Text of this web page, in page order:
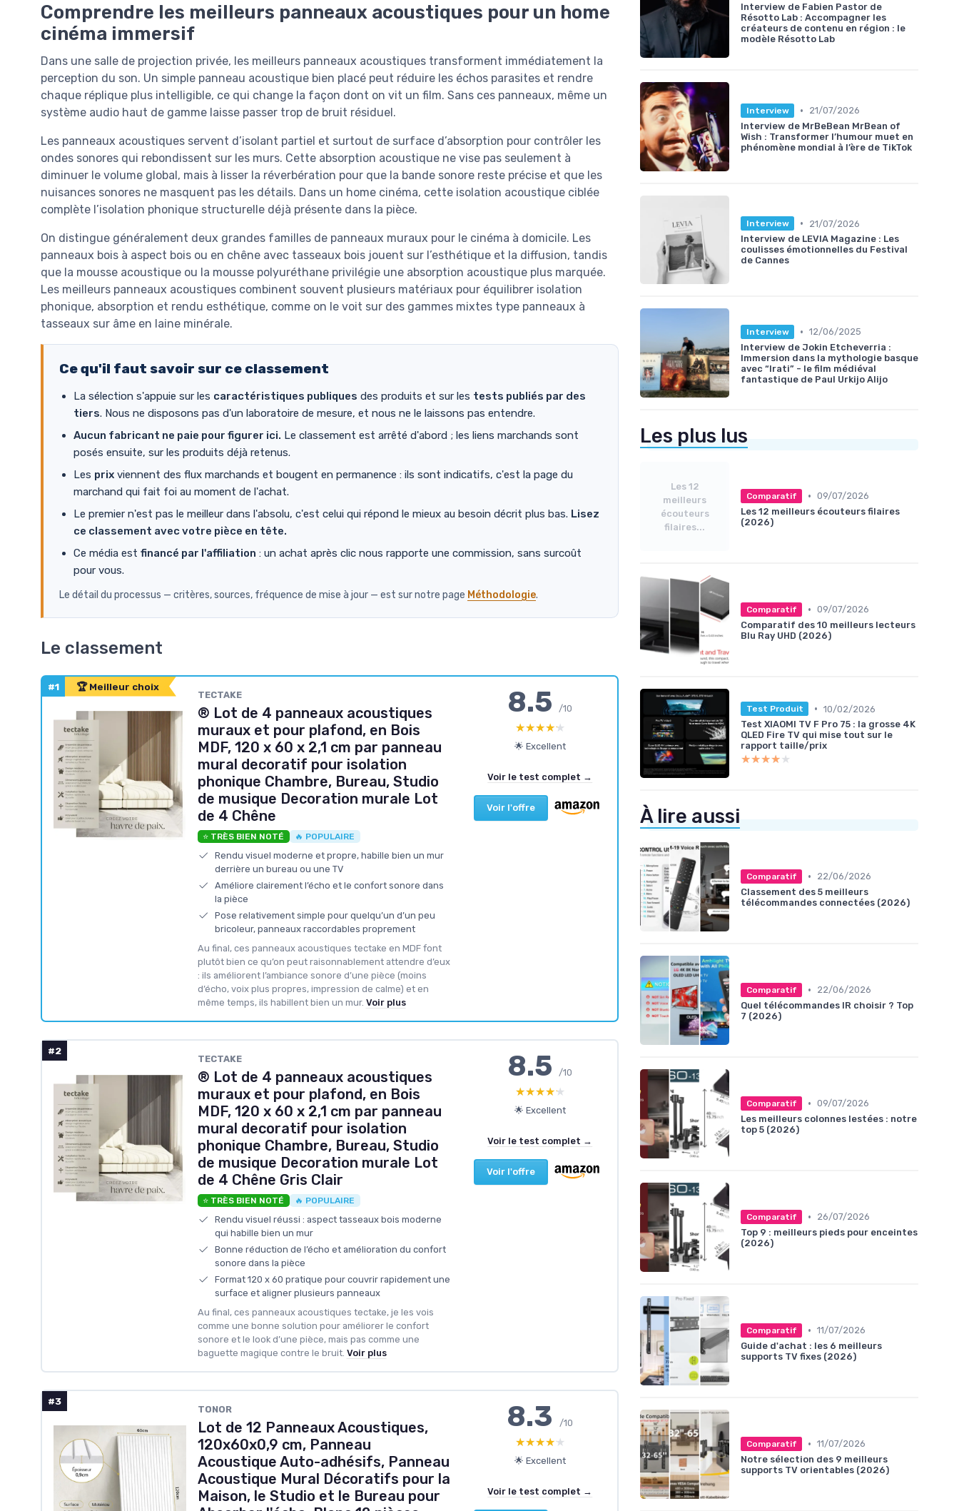
Comprendre les meilleurs panneaux acoustiques pour un home
cinéma immersif
Dans une salle de projection privée, les meilleurs panneaux acoustiques transforment immédiatement la
perception du son. Un simple panneau acoustique bien placé peut réduire les échos parasites et rendre
chaque réplique plus intelligible, ce qui change la façon dont on vit un film. Sans ces panneaux, même un
système audio haut de gamme laisse passer trop de bruit résiduel.
Les panneaux acoustiques servent d’isolant partiel et surtout de surface d’absorption pour contrôler les
ondes sonores qui rebondissent sur les murs. Cette absorption acoustique ne vise pas seulement à
diminuer le volume global, mais à lisser la réverbération pour que la bande sonore reste précise et que les
nuisances sonores ne masquent pas les détails. Dans un home cinéma, cette isolation acoustique ciblée
complète l’isolation phonique structurelle déjà présente dans la pièce.
On distingue généralement deux grandes familles de panneaux muraux pour le cinéma à domicile. Les
panneaux bois à aspect bois ou en chêne avec tasseaux bois jouent sur l’esthétique et la diffusion, tandis
que la mousse acoustique ou la mousse polyuréthane privilégie une absorption acoustique plus marquée.
Les meilleurs panneaux acoustiques combinent souvent plusieurs matériaux pour équilibrer isolation
phonique, absorption et rendu esthétique, comme on le voit sur des gammes mixtes type panneaux à
tasseaux sur âme en laine minérale.
Ce qu'il faut savoir sur ce classement
La sélection s'appuie sur les caractéristiques publiques des produits et sur les tests publiés par des
tiers. Nous ne disposons pas d'un laboratoire de mesure, et nous ne le laissons pas entendre.
Aucun fabricant ne paie pour figurer ici. Le classement est arrêté d'abord ; les liens marchands sont
posés ensuite, sur les produits déjà retenus.
Les prix viennent des flux marchands et bougent en permanence : ils sont indicatifs, c'est la page du
marchand qui fait foi au moment de l'achat.
Le premier n'est pas le meilleur dans l'absolu, c'est celui qui répond le mieux au besoin décrit plus bas. Lisez
ce classement avec votre pièce en tête.
Ce média est financé par l'affiliation : un achat après clic nous rapporte une commission, sans surcoût
pour vous.
Le détail du processus — critères, sources, fréquence de mise à jour — est sur notre page Méthodologie.
Le classement
#1 🏆 Meilleur choix
TECTAKE
® Lot de 4 panneaux acoustiques
muraux et pour plafond, en Bois
MDF, 120 x 60 x 2,1 cm par panneau
mural decoratif pour isolation
phonique Chambre, Bureau, Studio
de musique Decoration murale Lot
de 4 Chêne
⭐ TRÈS BIEN NOTÉ 🔥 POPULAIRE
Rendu visuel moderne et propre, habille bien un mur
derrière un bureau ou une TV
Améliore clairement l’écho et le confort sonore dans
la pièce
Pose relativement simple pour quelqu’un d’un peu
bricoleur, panneaux raccordables proprement
Au final, ces panneaux acoustiques tectake en MDF font
plutôt bien ce qu’on peut raisonnablement attendre d’eux
: ils améliorent l’ambiance sonore d’une pièce (moins
d’écho, voix plus propres, impression de calme) et en
même temps, ils habillent bien un mur. Voir plus
8.5/10
★★★★★
★★★★★
🌟 Excellent
Voir le test complet →
Voir l'offre
#2
TECTAKE
® Lot de 4 panneaux acoustiques
muraux et pour plafond, en Bois
MDF, 120 x 60 x 2,1 cm par panneau
mural decoratif pour isolation
phonique Chambre, Bureau, Studio
de musique Decoration murale Lot
de 4 Chêne Gris Clair
⭐ TRÈS BIEN NOTÉ 🔥 POPULAIRE
Rendu visuel réussi : aspect tasseaux bois moderne
qui habille bien un mur
Bonne réduction de l’écho et amélioration du confort
sonore dans la pièce
Format 120 x 60 pratique pour couvrir rapidement une
surface et aligner plusieurs panneaux
Au final, ces panneaux acoustiques tectake, je les vois
comme une bonne solution pour améliorer le confort
sonore et le look d’une pièce, mais pas comme une
baguette magique contre le bruit. Voir plus
8.5/10
★★★★★
★★★★★
🌟 Excellent
Voir le test complet →
Voir l'offre
#3
TONOR
Lot de 12 Panneaux Acoustiques,
120x60x0,9 cm, Panneau
Acoustique Auto-adhésifs, Panneau
Acoustique Mural Décoratifs pour la
Maison, le Studio et le Bureau pour
8.3/10
★★★★★
★★★★★
🌟 Excellent
Voir le test complet →
Interview de Fabien Pastor de
Résotto Lab : Accompagner les
créateurs de contenu en région : le
modèle Résotto Lab
Interview •
21/07/2026
Interview de MrBeBean MrBean of
Wish : Transformer l’humour muet en
phénomène mondial à l’ère de TikTok
Interview •
21/07/2026
Interview de LEVIA Magazine : Les
coulisses émotionnelles du Festival
de Cannes
Interview • 12/06/2025
Interview de Jokin Etcheverria :
Immersion dans la mythologie basque
avec “Irati” - le film médiéval
fantastique de Paul Urkijo Alijo
Les plus lus
Les 12
meilleurs
écouteurs
filaires...
Comparatif • 09/07/2026
Les 12 meilleurs écouteurs filaires
(2026)
Comparatif • 09/07/2026
Comparatif des 10 meilleurs lecteurs
Blu Ray UHD (2026)
Test Produit • 10/02/2026
Test XIAOMI TV F Pro 75 : la grosse 4K
QLED Fire TV qui mise tout sur le
rapport taille/prix
★★★★★
★★★★★
À lire aussi
Comparatif •
22/06/2026
Classement des 5 meilleurs
télécommandes connectées (2026)
Comparatif •
22/06/2026
Quel télécommandes IR choisir ? Top
7 (2026)
Comparatif • 09/07/2026
Les meilleurs colonnes lestées : notre
top 5 (2026)
Comparatif •
26/07/2026
Top 9 : meilleurs pieds pour enceintes
(2026)
Comparatif • 11/07/2026
Guide d'achat : les 6 meilleurs
supports TV fixes (2026)
Comparatif • 11/07/2026
Notre sélection des 9 meilleurs
supports TV orientables (2026)